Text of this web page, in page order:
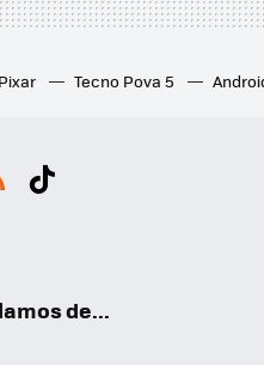
Tecno Pova 5
de...